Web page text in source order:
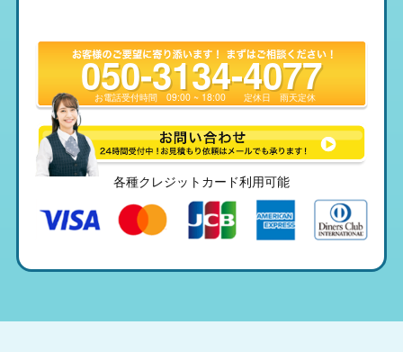
050-3134-4077
お電話受付時間09:00 ~ 18:00 定休日雨天定休
各種クレジットカード利用可能